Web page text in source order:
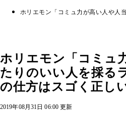
ホリエモン「コミュ力が高い人や人
ホリエモン「コミュ
たりのいい人を採る
の仕方はスゴく正しい
2019年08月31日 06:00 更新